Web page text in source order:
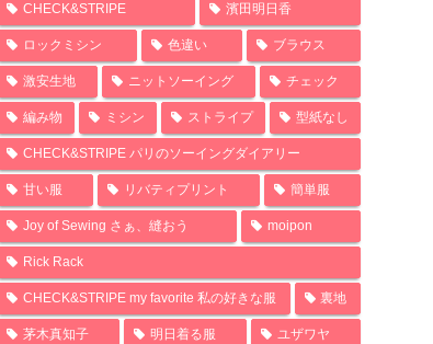
CHECK&STRIPE 濱田明日香
ロックミシン 色違い ブラウス
激安生地 ニットソーイング チェック
編み物 ミシン ストライプ 型紙なし
CHECK&STRIPE パリのソーイングダイアリー
甘い服 リバティプリント 簡単服
Joy of Sewing さぁ、縫おう moipon
Rick Rack
CHECK&STRIPE my favorite 私の好きな服 裏地
茅木真知子 明日着る服 ユザワヤ